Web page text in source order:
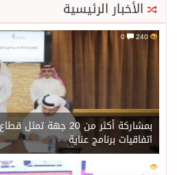
الأخبار الرئيسية
240
بمشاركة أكثر من 20
اتفاقيات برنامج عناية
221